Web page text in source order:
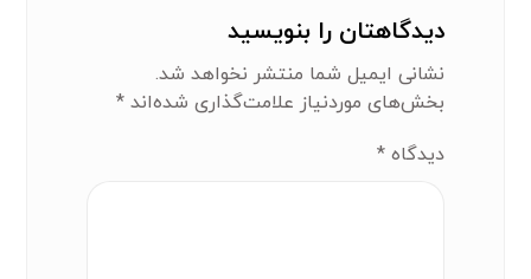
دیدگاهتان را بنویسید
نشانی ایمیل شما منتشر نخواهد شد.
بخش‌های موردنیاز علامت‌گذاری شده‌اند*
دیدگاه*